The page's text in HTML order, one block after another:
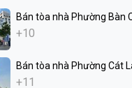
Bán tòa nhà Phường Bàn
+10
Bán tòa nhà Phường Cát
+11